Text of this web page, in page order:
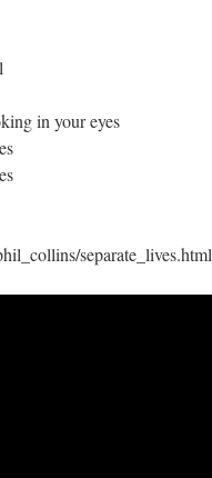
in your eyes
separate_lives.html